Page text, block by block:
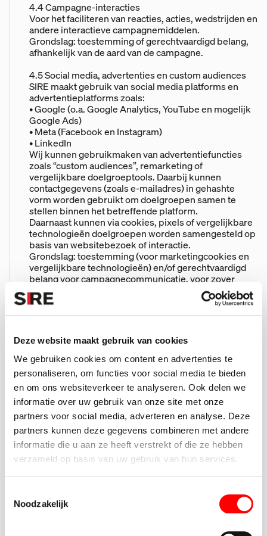
Deze website maakt gebruik van cookies
We gebruiken cookies om content en advertenties te
personaliseren, om functies voor social media te bieden
en om ons websiteverkeer te analyseren. Ook delen we
informatie over uw gebruik van onze site met onze
partners voor social media, adverteren en analyse. Deze
partners kunnen deze gegevens combineren met andere
informatie die u aan ze heeft verstrekt of die ze hebben
verzameld op basis van uw gebruik van hun services.
Noodzakelijk
4.4 Campagne-interacties
Voor het faciliteren van reacties, acties, wedstrijden en
andere interactieve campagnemiddelen.
Grondslag: toestemming of gerechtvaardigd belang,
afhankelijk van de aard van de campagne.
4.5 Social media, advertenties en custom audiences
SIRE maakt gebruik van social media platforms en
advertentieplatforms zoals:
• Google (o.a. Google Analytics, YouTube en mogelijk
Google Ads)
• Meta (Facebook en Instagram)
• LinkedIn
Wij kunnen gebruikmaken van advertentiefuncties
zoals “custom audiences”, remarketing of
vergelijkbare doelgroeptools. Daarbij kunnen
contactgegevens (zoals e-mailadres) in gehashte
vorm worden gebruikt om doelgroepen samen te
stellen binnen het betreffende platform.
Daarnaast kunnen via cookies, pixels of vergelijkbare
technologieën doelgroepen worden samengesteld op
basis van websitebezoek of interactie.
Grondslag: toestemming (voor marketingcookies en
vergelijkbare technologieën) en/of gerechtvaardigd
belang voor campagnecommunicatie, voor zover
wettelijk toegestaan.
SIRE verstrekt geen persoonsgegevens aan deze
platforms voor eigen commerciële doeleinden van die
4.6 Interesseprofielen
Op basis van bijvoorbeeld donatiegeschiedenis,
nieuwsbriefinteracties, campagne-interacties en
websitegebruik (voor zover toegestaan) kunnen wij
interesseprofielen samenstellen.
Dit doen wij om:
• communicatie relevanter te maken;
• relaties gerichter te benaderen;
• campagnes beter af te stemmen.
Wij nemen geen besluiten die uitsluitend zijn
gebaseerd op geautomatiseerde verwerking en die